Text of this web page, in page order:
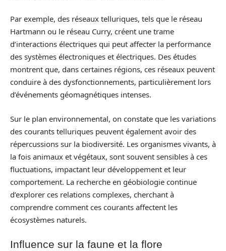
Par exemple, des réseaux telluriques, tels que le réseau
Hartmann ou le réseau Curry, créent une trame
d’interactions électriques qui peut affecter la performance
des systèmes électroniques et électriques. Des études
montrent que, dans certaines régions, ces réseaux peuvent
conduire à des dysfonctionnements, particulièrement lors
d’événements géomagnétiques intenses.
Sur le plan environnemental, on constate que les variations
des courants telluriques peuvent également avoir des
répercussions sur la biodiversité. Les organismes vivants, à
la fois animaux et végétaux, sont souvent sensibles à ces
fluctuations, impactant leur développement et leur
comportement. La recherche en géobiologie continue
d’explorer ces relations complexes, cherchant à
comprendre comment ces courants affectent les
écosystèmes naturels.
Influence sur la faune et la flore